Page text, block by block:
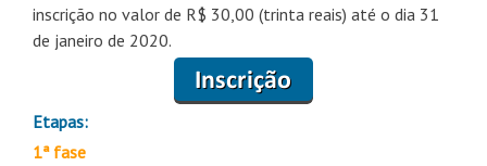
inscrição no valor de R$ 30,00 (trinta reais) até o dia 31
de janeiro de 2020.
Etapas:
1ª fase